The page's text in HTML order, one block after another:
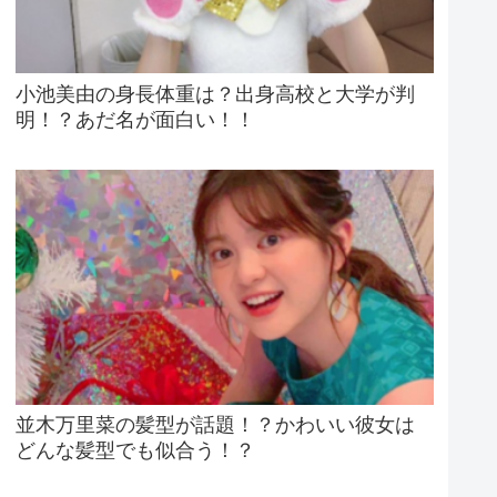
小池美由の身長体重は？出身高校と大学が判
明！？あだ名が面白い！！
並木万里菜の髪型が話題！？かわいい彼女は
どんな髪型でも似合う！？